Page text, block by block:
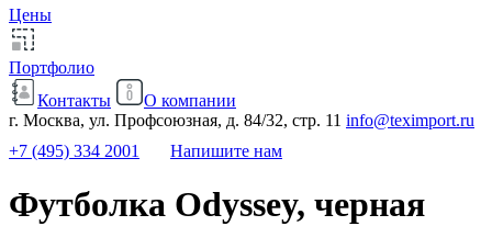
Цены
Портфолио
Контакты
О компании
г. Москва, ул. Профсоюзная, д. 84/32, стр. 11 info@teximport.ru
+7 (495) 334 2001
Напишите нам
Футболка Odyssey, черная